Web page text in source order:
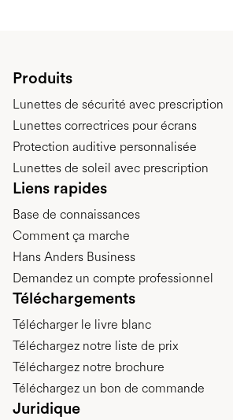
Produits
Lunettes de sécurité avec prescription
Lunettes correctrices pour écrans
Protection auditive personnalisée
Lunettes de soleil avec prescription
Liens rapides
Base de connaissances
Comment ça marche
Hans Anders Business
Demandez un compte professionnel
Téléchargements
Télécharger le livre blanc
Téléchargez notre liste de prix
Téléchargez notre brochure
Téléchargez un bon de commande
Juridique